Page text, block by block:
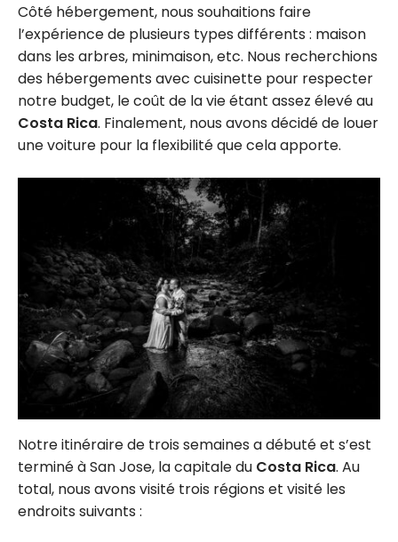
Côté hébergement, nous souhaitions faire
l’expérience de plusieurs types différents : maison
dans les arbres, minimaison, etc. Nous recherchions
des hébergements avec cuisinette pour respecter
notre budget, le coût de la vie étant assez élevé au
Costa Rica. Finalement, nous avons décidé de louer
une voiture pour la flexibilité que cela apporte.
Notre itinéraire de trois semaines a débuté et s’est
terminé à San Jose, la capitale du Costa Rica. Au
total, nous avons visité trois régions et visité les
endroits suivants :